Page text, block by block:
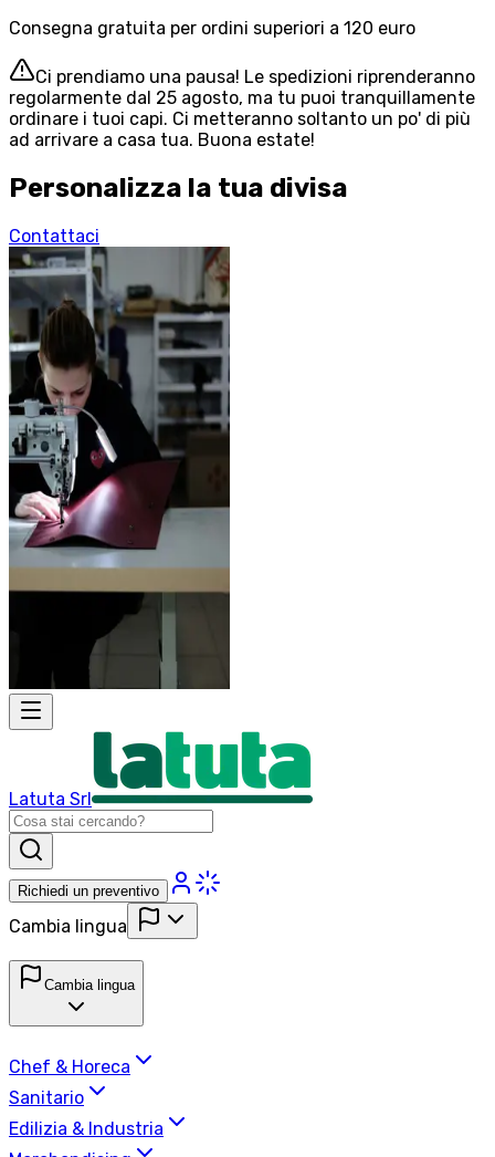
Consegna gratuita per ordini superiori a 120 euro
Ci prendiamo una pausa! Le spedizioni riprenderanno
regolarmente dal 25 agosto, ma tu puoi tranquillamente
ordinare i tuoi capi. Ci metteranno soltanto un po' di più
ad arrivare a casa tua. Buona estate!
Personalizza la tua divisa
Contattaci
Latuta Srl
Richiedi un preventivo
Cambia lingua
Cambia lingua
Chef & Horeca
Sanitario
Edilizia & Industria